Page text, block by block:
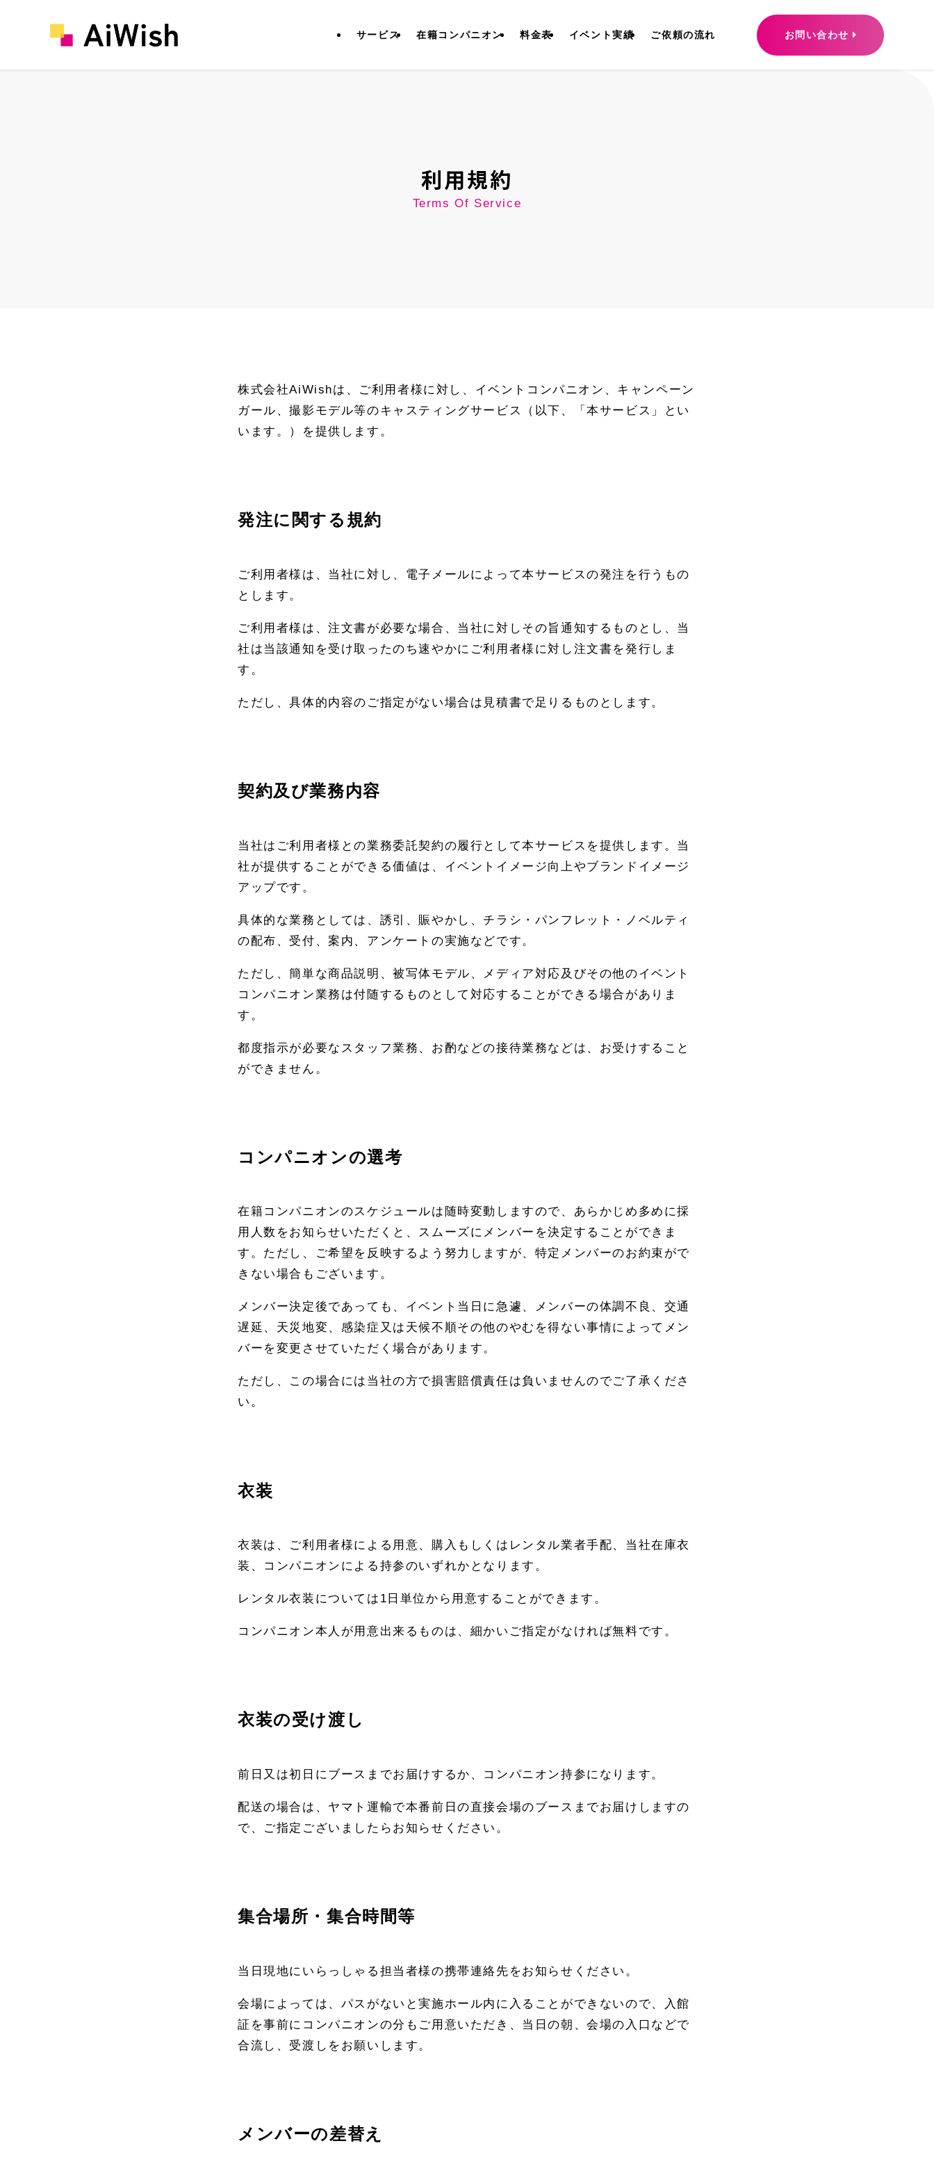
サービス 在籍コンパニオン 料金表 イベント実績 ご依頼の流れ お問い合わせ
利用規約
Terms Of Service
株式会社AiWishは、ご利用者様に対し、イベントコンパニオン、キャンペーン
ガール、撮影モデル等のキャスティングサービス（以下、「本サービス」とい
います。）を提供します。
発注に関する規約
ご利用者様は、当社に対し、電子メールによって本サービスの発注を行うもの
とします。
ご利用者様は、注文書が必要な場合、当社に対しその旨通知するものとし、当
社は当該通知を受け取ったのち速やかにご利用者様に対し注文書を発行しま
す。
ただし、具体的内容のご指定がない場合は見積書で足りるものとします。
契約及び業務内容
当社はご利用者様との業務委託契約の履行として本サービスを提供します。当
社が提供することができる価値は、イベントイメージ向上やブランドイメージ
アップです。
具体的な業務としては、誘引、賑やかし、チラシ・パンフレット・ノベルティ
の配布、受付、案内、アンケートの実施などです。
ただし、簡単な商品説明、被写体モデル、メディア対応及びその他のイベント
コンパニオン業務は付随するものとして対応することができる場合がありま
す。
都度指示が必要なスタッフ業務、お酌などの接待業務などは、お受けすること
ができません。
コンパニオンの選考
在籍コンパニオンのスケジュールは随時変動しますので、あらかじめ多めに採
用人数をお知らせいただくと、スムーズにメンバーを決定することができま
す。ただし、ご希望を反映するよう努力しますが、特定メンバーのお約束がで
きない場合もございます。
メンバー決定後であっても、イベント当日に急遽、メンバーの体調不良、交通
遅延、天災地変、感染症又は天候不順その他のやむを得ない事情によってメン
バーを変更させていただく場合があります。
ただし、この場合には当社の方で損害賠償責任は負いませんのでご了承くださ
い。
衣装
衣装は、ご利用者様による用意、購入もしくはレンタル業者手配、当社在庫衣
装、コンパニオンによる持参のいずれかとなります。
レンタル衣装については1日単位から用意することができます。
コンパニオン本人が用意出来るものは、細かいご指定がなければ無料です。
衣装の受け渡し
前日又は初日にブースまでお届けするか、コンパニオン持参になります。
配送の場合は、ヤマト運輸で本番前日の直接会場のブースまでお届けしますの
で、ご指定ございましたらお知らせください。
集合場所・集合時間等
当日現地にいらっしゃる担当者様の携帯連絡先をお知らせください。
会場によっては、パスがないと実施ホール内に入ることができないので、入館
証を事前にコンパニオンの分もご用意いただき、当日の朝、会場の入口などで
合流し、受渡しをお願いします。
メンバーの差替え